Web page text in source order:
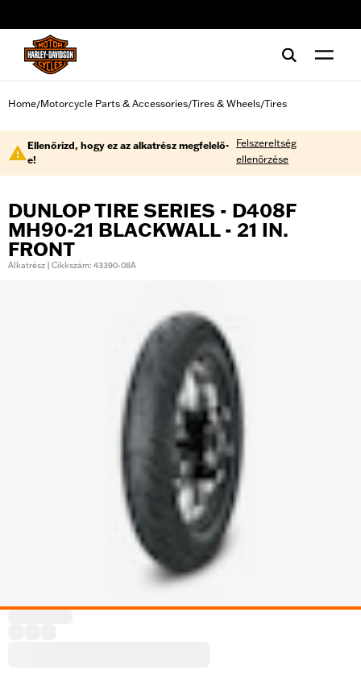
Home/Motorcycle Parts & Accessories/Tires & Wheels/Tires
Ellenőrizd, hogy ez az alkatrész megfelelő-
e!
Felszereltség
ellenőrzése
DUNLOP TIRE SERIES - D408F
MH90-21 BLACKWALL - 21 IN.
FRONT
Alkatrész | Cikkszám: 43390-08A